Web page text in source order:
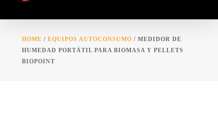
HOME / EQUIPOS AUTOCONSUMO / MEDIDOR DE
HUMEDAD PORTÁTIL PARA BIOMASA Y PELLETS
BIOPOINT